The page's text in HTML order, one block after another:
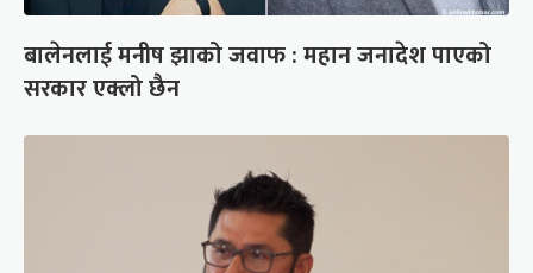
बालेनलाई मनीष झाको जवाफ : महान जनादेश पाएको
सरकार एक्लो छैन